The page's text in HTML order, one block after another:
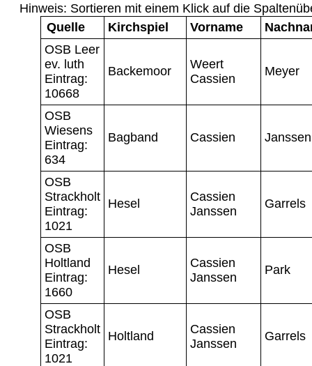
Hinweis: Sortieren mit einem Klick auf die
Quelle
Kirchspiel Vorname
OSB Leer
ev. luth
Eintrag:
10668
Backemoor
Weert
Cassien
Meyer
OSB
Wiesens
Eintrag:
634
Bagband Cassien Janssen
OSB
Strackholt
Eintrag:
1021
Hesel
Cassien
Janssen
Garrels
OSB
Holtland
Eintrag:
1660
Hesel
Cassien
Janssen
Park
OSB
Strackholt
Eintrag:
1021
Holtland
Cassien
Janssen
Garrels